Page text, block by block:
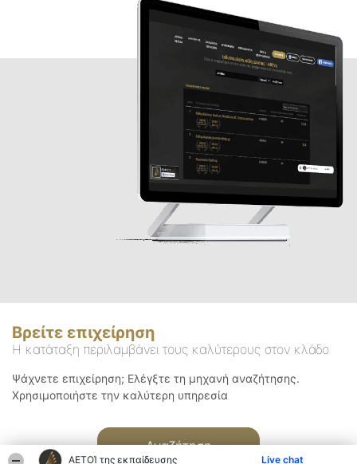
ΑΕΤΟΊ της εκπαίδευσης Live chat
Βρείτε επιχείρηση
Η κατάταξη περιλαμβάνει τους καλύτερους στον κλάδο
Ψάχνετε επιχείρηση; Ελέγξτε τη μηχανή αναζήτησης.
Χρησιμοποιήστε την καλύτερη υπηρεσία
Αναζήτηση